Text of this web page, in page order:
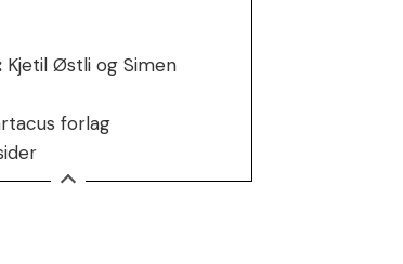
Kjetil Østli og Simen
forlag